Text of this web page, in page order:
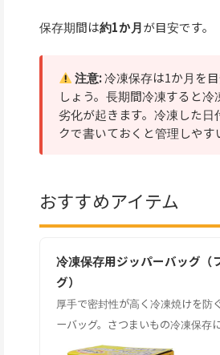
保存期間は約1か月が目安です。
注意:冷凍保存は1か月を
しょう。長期間冷凍すると冷
劣化が起きます。冷凍した日
クで書いておくと管理しやす
おすすめアイテム
冷凍保存用ジッパーバッグ（
グ）
厚手で密封性が高く冷凍焼けを防
ーバッグ。さつまいもの冷凍保存